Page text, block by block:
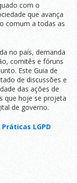
Boas
Práticas
Lei
Geral
de
Proteção
de
Dados
(LGPD)
com o
que avança
comum a todas as
no país, demanda
comitês e fóruns
Este Guia de
de discussões e
das ações de
que hoje se projeta
de governo.
LGPD